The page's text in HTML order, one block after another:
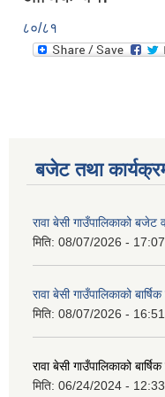
८०/८१
बजेट तथा
रावा बेसी गाउँपालिकाको
मिति: 08/07/2026 - 17:07
रावा बेसी गाउँपालिकाको
मिति: 08/07/2026 - 16:51
रावा बेसी गाउँपालिकाको
मिति: 06/24/2024 - 12:33